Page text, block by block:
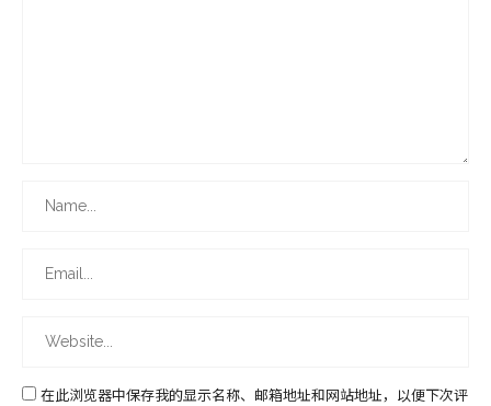
在此浏览器中保存我的显示名称、邮箱地址和网站地址，以便下次评